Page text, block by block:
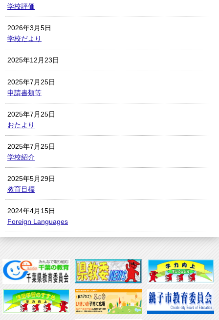
学校評価
2026年3月5日
学校だより
2025年12月23日
2025年7月25日
申請書類等
2025年7月25日
おたより
2025年7月25日
学校紹介
2025年5月29日
教育目標
2024年4月15日
Foreign Languages